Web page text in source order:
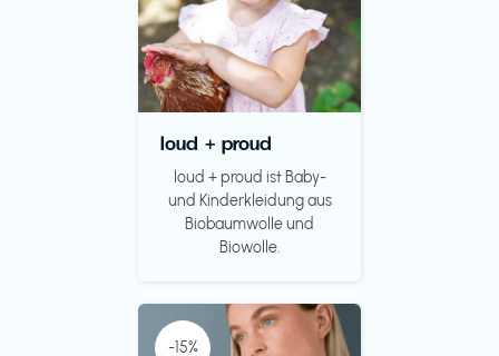
loud + proud
loud + proud ist Baby-
und Kinderkleidung aus
Biobaumwolle und
Biowolle.
-15%